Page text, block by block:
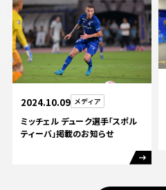
2024.10.09 メディア
ミッチェル デューク選手「スポル
ティーバ」掲載のお知らせ